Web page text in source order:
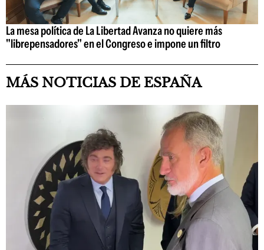
La mesa política de La Libertad Avanza no quiere más
"librepensadores" en el Congreso e impone un filtro
MÁS NOTICIAS DE ESPAÑA